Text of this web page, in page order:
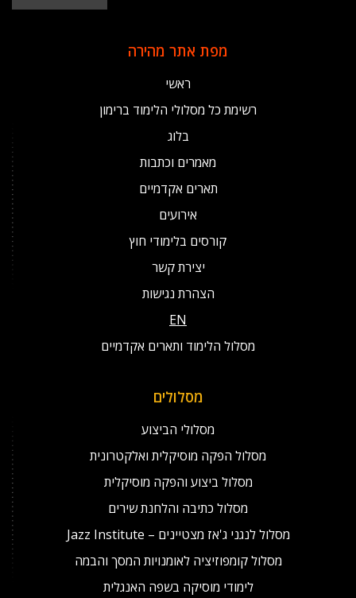
מפת אתר מהירה
ראשי
רשימת כל מסלולי הלימוד ברימון
בלוג
מאמרים וכתבות
תארים אקדמיים
אירועים
קורסים בלימודי חוץ
יצירת קשר
הצהרת נגישות
EN
מסלול הלימוד ותארים אקדמיים
מסלולים
מסלולי הביצוע
מסלול הפקה מוסיקלית ואלקטרונית
מסלול ביצוע והפקה מוסיקלית
מסלול כתיבה והלחנת שירים
מסלול לנגני ג'אז מצטיינים – Jazz Institute
מסלול קומפוזיציה לאומנויות המסך והבמה
לימודי מוסיקה בשפה האנגלית